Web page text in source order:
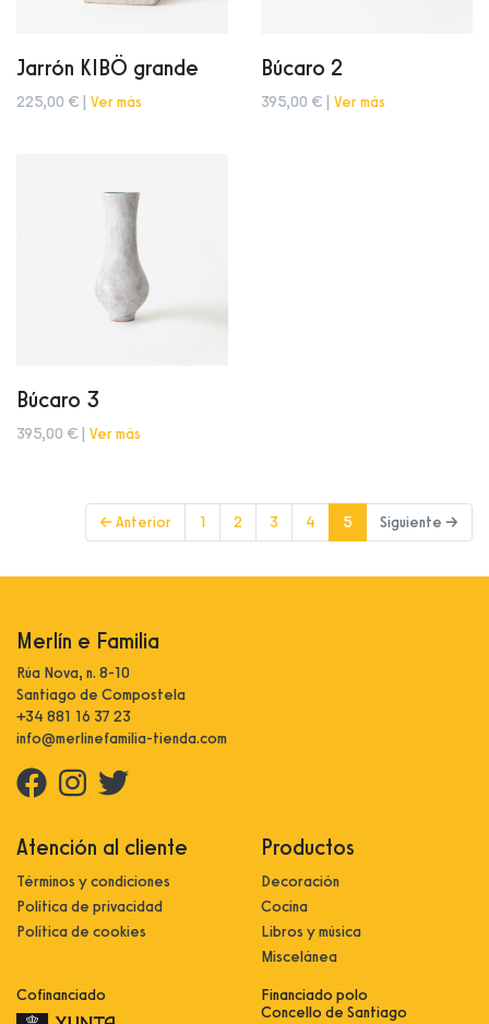
Jarrón KIBÖ grande
225,00 € | Ver más
Búcaro 2
395,00 € | Ver más
Búcaro 3
395,00 € | Ver más
← Anterior 1 2 3 4 5 (current)
Siguiente →
Merlín e Familia
Rúa Nova, n. 8-10
Santiago de Compostela
+34 881 16 37 23
info@merlinefamilia-tienda.com
Atención al cliente
Términos y condiciones
Política de privacidad
Política de cookies
Productos
Decoración
Cocina
Libros y música
Miscelánea
Cofinanciado
Financiado polo
Concello de Santiago